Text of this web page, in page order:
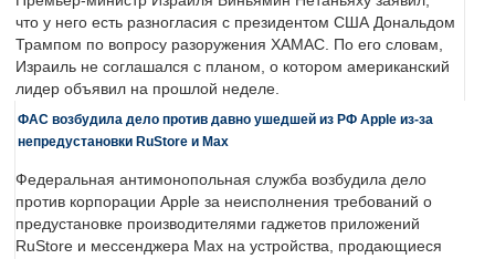
что у него есть разногласия с президентом США Дональдом
Трампом по вопросу разоружения ХАМАС. По его словам,
Израиль не соглашался с планом, о котором американский
лидер объявил на прошлой неделе.
ФАС возбудила дело против давно ушедшей из РФ Apple из-за
непредустановки RuStore и Max
Федеральная антимонопольная служба возбудила дело
против корпорации Apple за неисполнения требований о
предустановке производителями гаджетов приложений
RuStore и мессенджера Max на устройства, продающиеся